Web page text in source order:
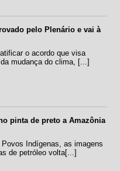
pelo Plenário e vai à
o acordo que visa
mudança do clima, [...]
pinta de preto a Amazônia
Indígenas, as imagens
de petróleo volta[...]